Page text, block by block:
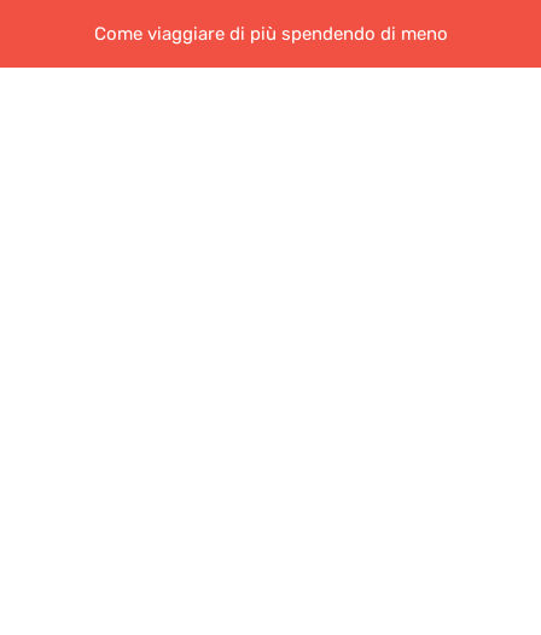
Come viaggiare di più spendendo di meno